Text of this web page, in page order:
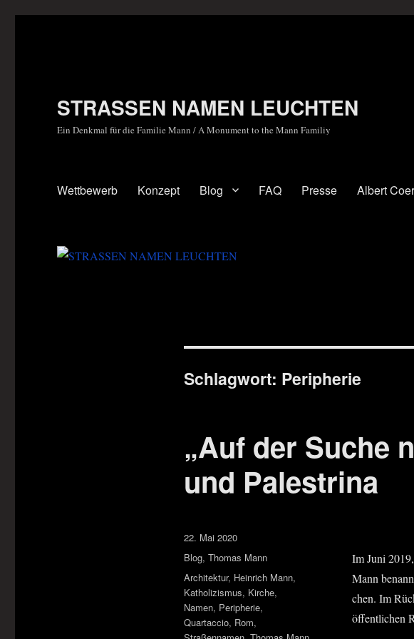
STRASSEN NAMEN LEUCHTEN
Ein Denkmal für die Familie Mann / A Monument to the Mann Familiy
Wettbewerb Konzept Blog FAQ Presse Albert
Schlagwort: Peripherie
„Auf der Suche
und Palestrina
Im Juni
Mann
chen. Im
öffent­li­chen
Veröffentlicht
am
22. Mai 2020
Kategorien
Blog, Thomas Mann
Schlagwörter
Architektur, Heinrich Mann,
Katholizismus, Kirche,
Namen, Peripherie,
Quartaccio, Rom,